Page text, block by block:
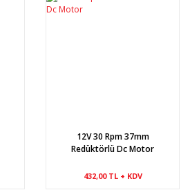
12V 30 Rpm 37mm
Redüktörlü Dc Motor
432,00 TL + KDV